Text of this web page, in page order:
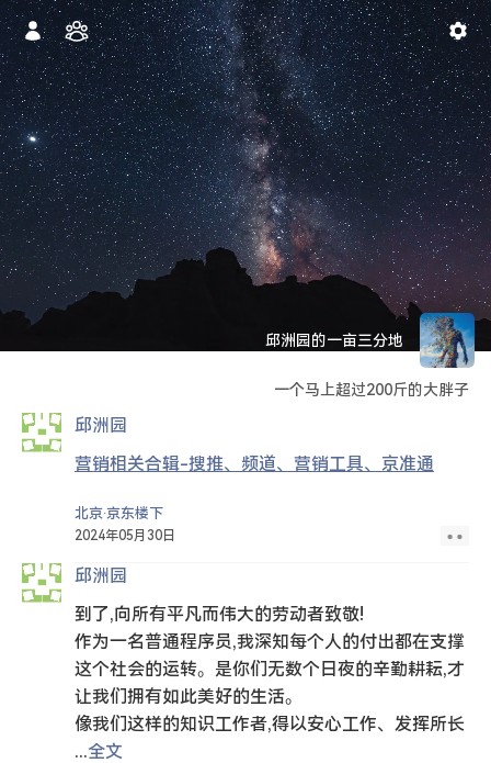
邱洲园的一亩三分地
一个马上超过200斤的大胖子
邱洲园
营销相关合辑-搜推、频道、营销工具、京准通
北京·京东楼下
2024年05月30日
邱洲园
到了,向所有平凡而伟大的劳动者致敬!
作为一名普通程序员,我深知每个人的付出都在支撑
这个社会的运转。是你们无数个日夜的辛勤耕耘,才
让我们拥有如此美好的生活。
像我们这样的知识工作者,得以安心工作、发挥所长
...全文